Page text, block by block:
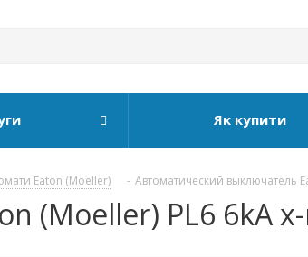
Як купити
Eaton (Moeller) - Автоматический выключатель
(Moeller) PL6 6kA х-